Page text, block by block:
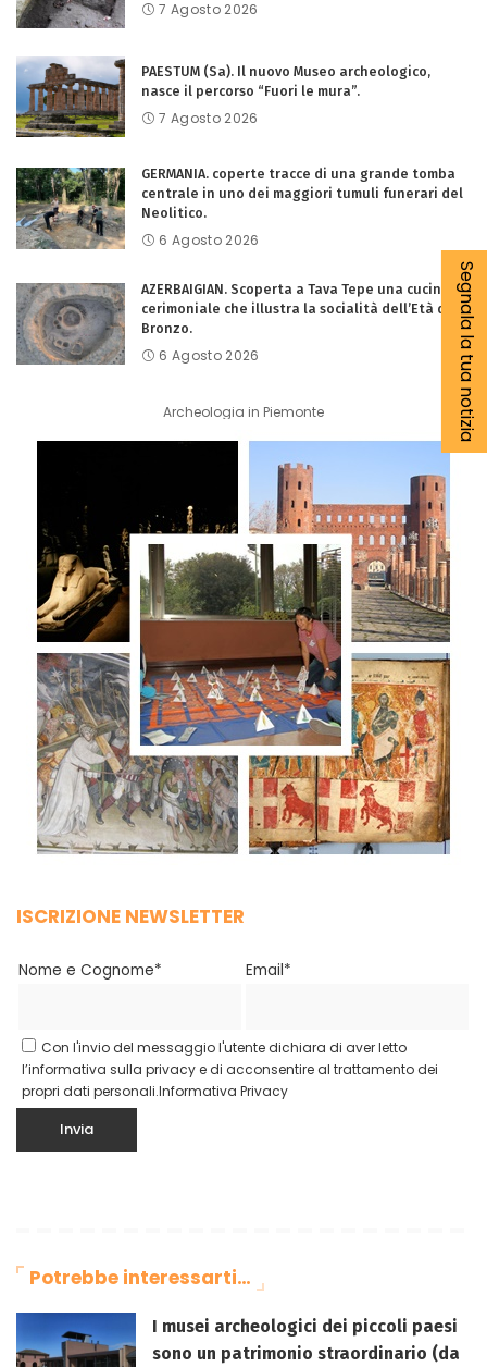
7 Agosto 2026
PAESTUM (Sa). Il nuovo Museo archeologico,
nasce il percorso “Fuori le mura”.
7 Agosto 2026
GERMANIA. coperte tracce di una grande tomba
centrale in uno dei maggiori tumuli funerari del
Neolitico.
6 Agosto 2026
AZERBAIGIAN. Scoperta a Tava Tepe una cucina
cerimoniale che illustra la socialità dell’Età del
Bronzo.
6 Agosto 2026
Archeologia in Piemonte
ISCRIZIONE NEWSLETTER
Nome e Cognome* Email*
Con l'invio del messaggio l'utente dichiara di aver letto
l’informativa sulla privacy e di acconsentire al trattamento dei
propri dati personali.Informativa Privacy
Potrebbe interessarti…
I musei archeologici dei piccoli paesi
sono un patrimonio straordinario (da
Segnala la tua notizia